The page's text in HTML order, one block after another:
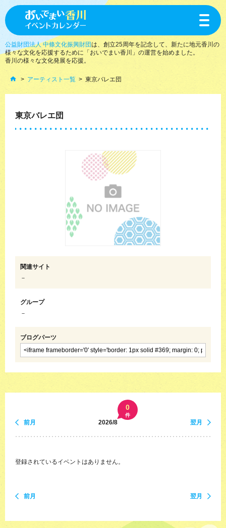
toggle
公益財団法人 中條文化振興財団は、創立25周年を記念して、新たに地元香川の
様々な文化を応援するために「おいでまい香川」の運営を始めました。
香川の様々な文化発展を応援。
アーティスト一覧 東京バレエ団
東京バレエ団
関連サイト
－
グループ
－
ブログパーツ
前月 2026/8
0
件
翌月
登録されているイベントはありません。
前月 翌月